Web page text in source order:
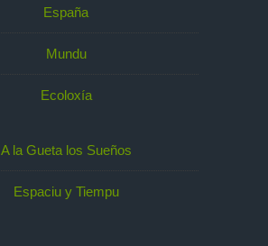
España
Mundu
Ecoloxía
A la Gueta los Sueños
Espaciu y Tiempu